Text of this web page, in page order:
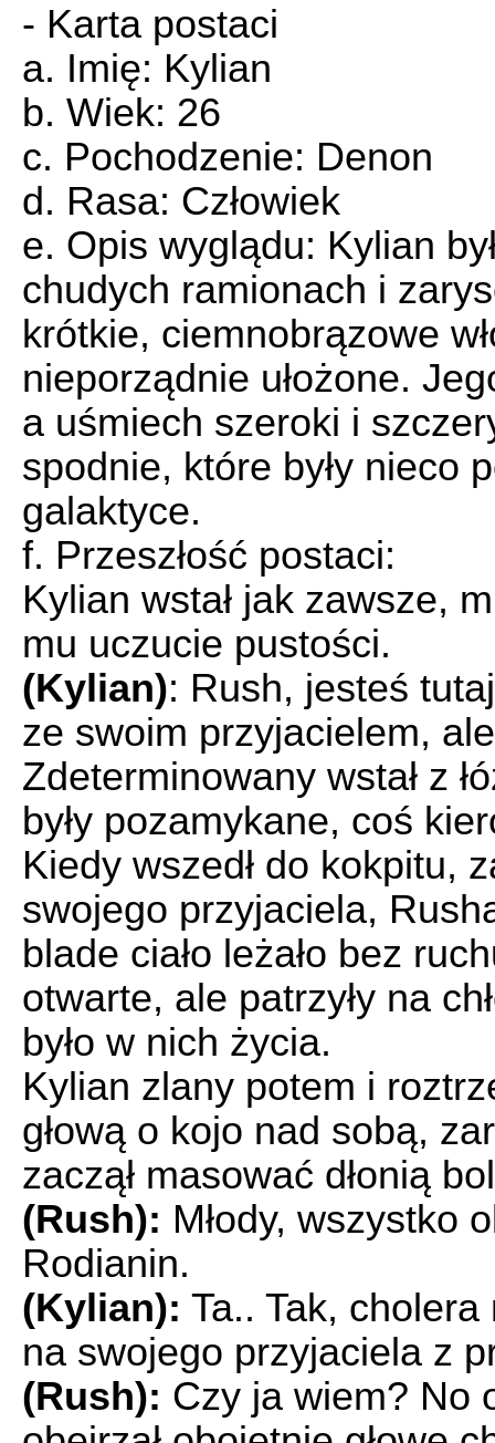
- Karta postaci
a. Imię: Kylian
b. Wiek: 26
c. Pochodzenie: Denon
d. Rasa: Człowiek
e. Opis wyglądu: Kylian
chudych ramionach i
krótkie, ciemnobrązowe
nieporządnie ułożone.
a uśmiech szeroki i
spodnie, które były nieco
galaktyce.
f. Przeszłość postaci:
Kylian wstał jak zawsze,
mu uczucie pustości.
(Kylian): Rush, jesteś
ze swoim przyjacielem,
Zdeterminowany wstał z
były pozamykane, coś
Kiedy wszedł do kokpitu,
swojego przyjaciela,
blade ciało leżało bez
otwarte, ale patrzyły na
było w nich życia.
Kylian zlany potem i
głową o kojo nad sobą,
zaczął masować dłonią
(Rush): Młody, wszystko
Rodianin.
(Kylian): Ta.. Tak, cholera
na swojego przyjaciela z
(Rush): Czy ja wiem? No